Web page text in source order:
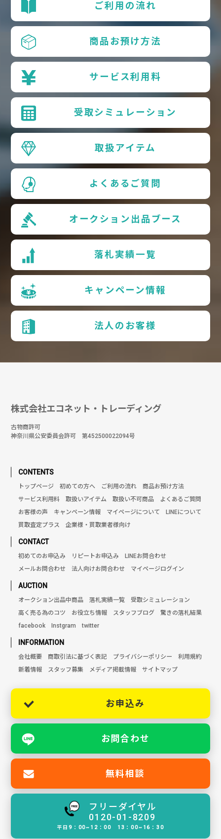
ご利用の流れ
商品お預け方法
サービス利用料
受取シミュレーション
取扱アイテム
よくあるご質問
オークション出品ブース
落札実績一覧
キャンペーン情報
法人のお客様
株式会社エコネット・トレーディング
古物商許可
神奈川県公安委員会許可 第452500022094号
CONTENTS
トップページ 初めての方へ ご利用の流れ
商品お預け方法
サービス利用料
取扱いアイテム 取扱い不可商品
よくあるご質問
お客様の声
キャンペーン情報 マイページについて
LINEについて
買取査定プラス
企業様・買取業者様向け
CONTACT
初めてのお申込み リピートお申込み
LINEお問合わせ
メールお問合わせ
法人向けお問合わせ マイページログイン
AUCTION
オークション出品中商品 落札実績一覧
受取シミュレーション
高く売る為のコツ
お役立ち情報 スタッフブログ
驚きの落札結果
facebook
Instgram twitter
INFORMATION
会社概要 商取引法に基づく表記 プライバシーポリシー
利用規約
新着情報
スタッフ募集 メディア掲載情報 サイトマップ
お申込み
お問合わせ
無料相談
フリーダイヤル
0120-01-8209
平日9：00~12：00 13：00~16：30